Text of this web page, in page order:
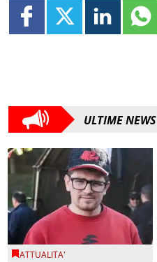
ULTIME NEWS
ATTUALITA'